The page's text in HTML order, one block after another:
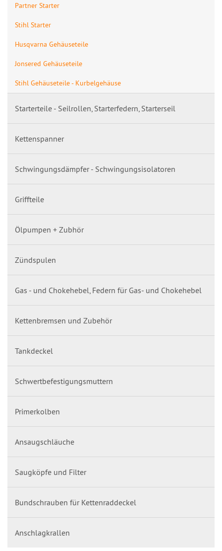
Partner Starter
Stihl Starter
Husqvarna Gehäuseteile
Jonsered Gehäuseteile
Stihl Gehäuseteile - Kurbelgehäuse
Starterteile - Seilrollen, Starterfedern, Starterseil
Kettenspanner
Schwingungsdämpfer - Schwingungsisolatoren
Griffteile
Ölpumpen + Zubhör
Zündspulen
Gas - und Chokehebel, Federn für Gas- und Chokehebel
Kettenbremsen und Zubehör
Tankdeckel
Schwertbefestigungsmuttern
Primerkolben
Ansaugschläuche
Saugköpfe und Filter
Bundschrauben für Kettenraddeckel
Anschlagkrallen